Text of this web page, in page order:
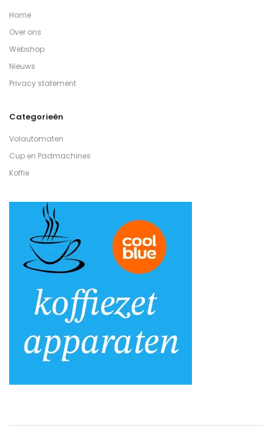
Home
Over ons
Webshop
Nieuws
Privacy statement
Categorieën
Volautomaten
Cup en Padmachines
Koffie